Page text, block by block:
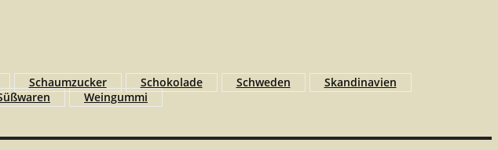
Schaumzucker Schokolade Schweden
Skandinavien
Weingummi